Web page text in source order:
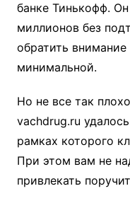
банке Тинькофф.
миллионов без
обратить внимание
минимальной.
Но не все так
vachdrug.ru
рамках которого
При этом вам не
привлекать